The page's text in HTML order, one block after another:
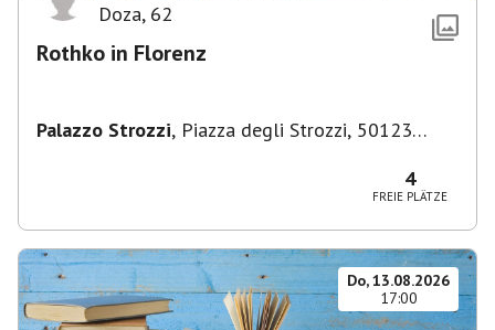
Doza, 62
Rothko in Florenz
Palazzo Strozzi, Piazza degli Strozzi, 50123
4
FREIE PLÄTZE
Do, 13.08.2026
17:00